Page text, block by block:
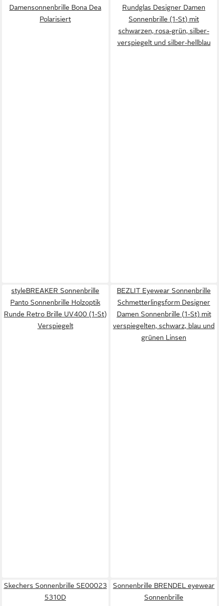
Damensonnenbrille Bona Dea
Polarisiert
Rundglas Designer Damen
Sonnenbrille (1-St) mit
schwarzen, rosa-grün, silber-
verspiegelt und silber-hellblau
styleBREAKER Sonnenbrille
Panto Sonnenbrille Holzoptik
Runde Retro Brille UV400 (1-St)
Verspiegelt
BEZLIT Eyewear Sonnenbrille
Schmetterlingsform Designer
Damen Sonnenbrille (1-St) mit
verspiegelten, schwarz, blau und
grünen Linsen
Skechers Sonnenbrille SE00023
5310D
Sonnenbrille BRENDEL eyewear
Sonnenbrille